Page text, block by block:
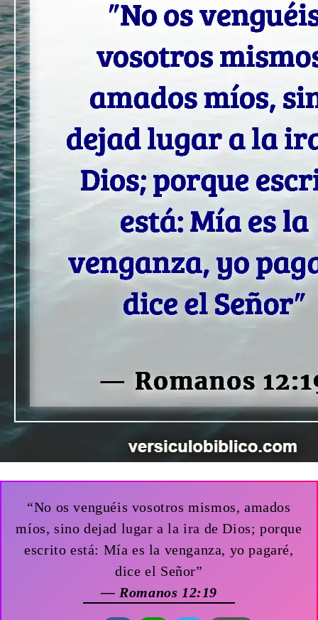
“No os venguéis vosotros mismos, amados
míos, sino dejad lugar a la ira de Dios; porque
escrito está: Mía es la venganza, yo pagaré,
dice el Señor”
— Romanos 12:19